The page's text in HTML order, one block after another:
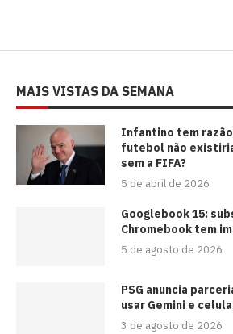
MAIS VISTAS DA SEMANA
⁠Infantino tem
futebol não existiria
sem a FIFA?
5 de abril de 2026
Googlebook 15:
Chromebook tem
5 de agosto de 2026
PSG anuncia
usar Gemini e
3 de agosto de 2026